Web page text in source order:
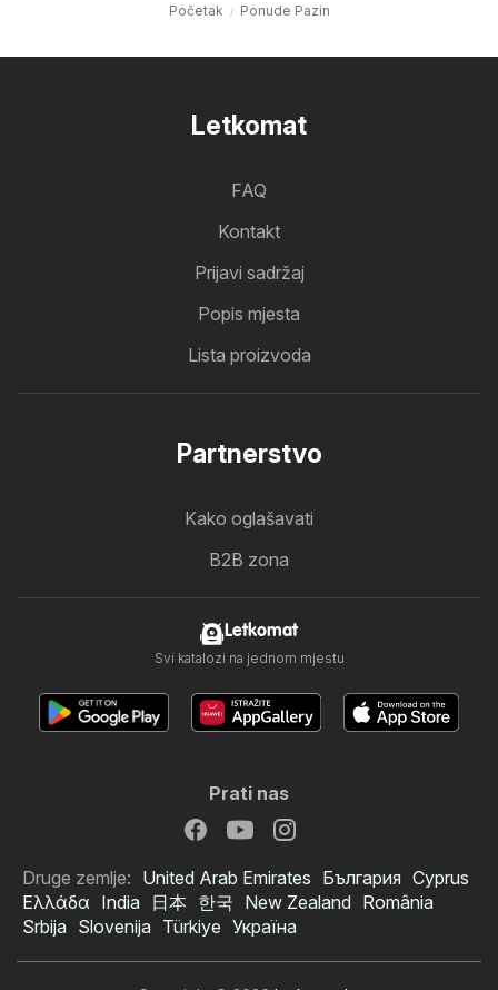
Početak Ponude Pazin
Letkomat
FAQ
Kontakt
Prijavi sadržaj
Popis mjesta
Lista proizvoda
Partnerstvo
Kako oglašavati
B2B zona
Letkomat
Svi katalozi na jednom mjestu
Prati nas
Druge zemlje: United Arab Emirates България Cyprus
Ελλάδα India 日本 한국 New Zealand România
Srbija Slovenija Türkiye Україна